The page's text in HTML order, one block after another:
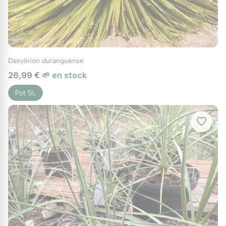
leur permettre de s'étaler librement.
La multiplication du Dasylirion se fait
principalement parsemis , bien que cela puisse
prendre plusieurs années avant que la plante
ne parvienne à maturité. Les graines doivent
être semées dans un substrat léger et
drainant, à une température d'au moins 20°C
pour favoriser la germination. La patience est
de mise, car la croissance des jeunes plants
peut être lente.
Entretien du Dasylirion
Le Dasylirion est une plante nécessitant très
peu d'entretien, ce qui en fait un choix idéal
pour les jardiniers amateurs comme pour les
Dasylirion duranguense
26,99 € 🌱 en stock
Pot 5L